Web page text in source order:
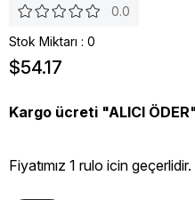
0.0
Stok Miktarı : 0
$54.17
Kargo ücreti "ALICI
Fiyatımız 1 rulo icin geçerlidir.